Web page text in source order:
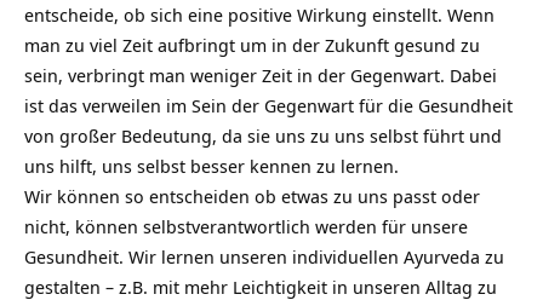
entscheide, ob sich eine positive Wirkung einstellt. Wenn
man zu viel Zeit aufbringt um in der Zukunft gesund zu
sein, verbringt man weniger Zeit in der Gegenwart. Dabei
ist das verweilen im Sein der Gegenwart für die Gesundheit
von großer Bedeutung, da sie uns zu uns selbst führt und
uns hilft, uns selbst besser kennen zu lernen.
Wir können so entscheiden ob etwas zu uns passt oder
nicht, können selbstverantwortlich werden für unsere
Gesundheit. Wir lernen unseren individuellen Ayurveda zu
gestalten – z.B. mit mehr Leichtigkeit in unseren Alltag zu